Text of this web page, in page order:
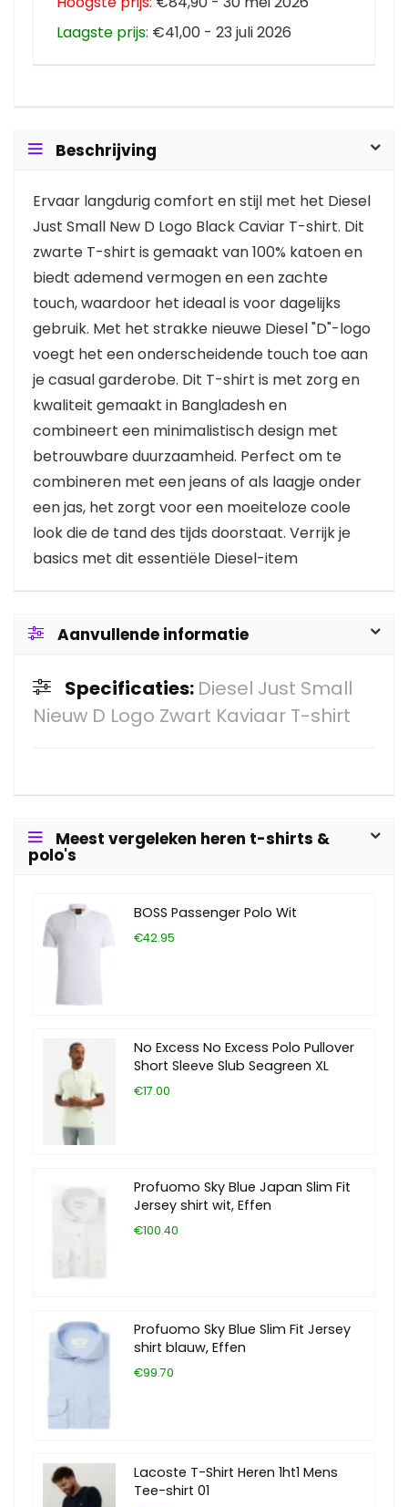
Laagste prijs: €41,00 - 23 juli 2026
Beschrijving
Ervaar langdurig comfort en stijl met het Diesel
Just Small New D Logo Black Caviar T-shirt. Dit
zwarte T-shirt is gemaakt van 100% katoen en
biedt ademend vermogen en een zachte
touch, waardoor het ideaal is voor dagelijks
gebruik. Met het strakke nieuwe Diesel "D"-logo
voegt het een onderscheidende touch toe aan
je casual garderobe. Dit T-shirt is met zorg en
kwaliteit gemaakt in Bangladesh en
combineert een minimalistisch design met
betrouwbare duurzaamheid. Perfect om te
combineren met een jeans of als laagje onder
een jas, het zorgt voor een moeiteloze coole
look die de tand des tijds doorstaat. Verrijk je
basics met dit essentiële Diesel-item
Aanvullende informatie
Specificaties: Diesel Just Small
Nieuw D Logo Zwart Kaviaar T-shirt
Meest vergeleken heren t-shirts &
polo's
BOSS Passenger Polo Wit
€42.95
No Excess No Excess Polo Pullover
Short Sleeve Slub Seagreen XL
€17.00
Profuomo Sky Blue Japan Slim Fit
Jersey shirt wit, Effen
€100.40
Profuomo Sky Blue Slim Fit Jersey
shirt blauw, Effen
€99.70
Lacoste T-Shirt Heren 1ht1 Mens
Tee-shirt 01